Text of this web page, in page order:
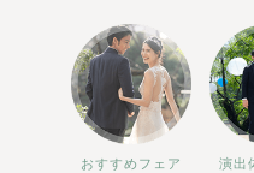
おすすめフェア 演出